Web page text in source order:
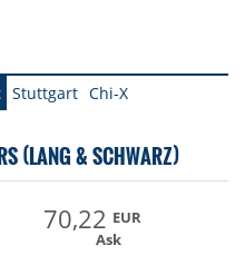
Stuttgart Chi-X
(LANG & SCHWARZ)
70,22 EUR
Ask